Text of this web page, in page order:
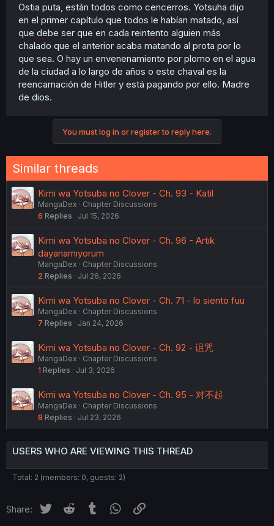
Ostia puta, están todos como cencerros. Yotsuha dijo
en el primer capítulo que todos le habían matado, así
que debe ser que en cada reintento alguien más
chalado que el anterior acaba matando al prota por lo
que sea. O hay un envenenamiento por plomo en el agua
de la ciudad a lo largo de años o este chaval es la
reencarnación de Hitler y está pagando por ello. Madre
de dios.
You must log in or register to reply here.
Similar threads
Kimi wa Yotsuba no Clover - Ch. 93 - Katil
MangaDex
Chapter Discussions
6 Replies Jul 15, 2026
Kimi wa Yotsuba no Clover - Ch. 96 - Artık
dayanamıyorum
MangaDex
Chapter Discussions
2 Replies Jul 26, 2026
Kimi wa Yotsuba no Clover - Ch. 71 - lo siento fuu
MangaDex
Chapter Discussions
7 Replies Jan 24, 2026
Kimi wa Yotsuba no Clover - Ch. 92 - 诅咒
MangaDex
Chapter Discussions
1 Replies Jul 3, 2026
Kimi wa Yotsuba no Clover - Ch. 95 - 对不起
MangaDex
Chapter Discussions
8 Replies Jul 23, 2026
USERS WHO ARE VIEWING THIS THREAD
Total: 2 (members: 0, guests: 2)
Share: Twitter Reddit Tumblr WhatsApp